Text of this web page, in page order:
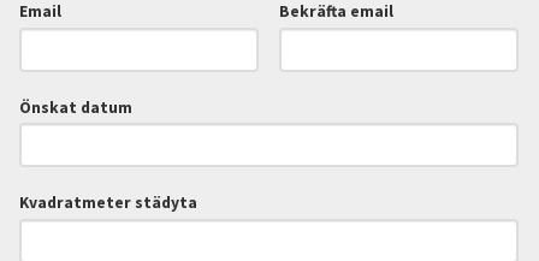
Email Bekräfta email
Önskat datum
Kvadratmeter städyta